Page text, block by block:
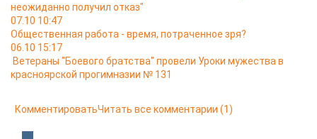
неожиданно получил отказ"
07.10 10:47
Общественная работа - время, потраченное зря?
06.10 15:17
Ветераны "Боевого братства" провели Уроки мужества в
красноярской прогимназии № 131
КомментироватьЧитать все комментарии (1)